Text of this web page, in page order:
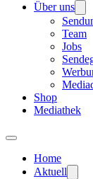
Über uns
Team
Jobs
Shop
Mediathek
Home
Aktuell